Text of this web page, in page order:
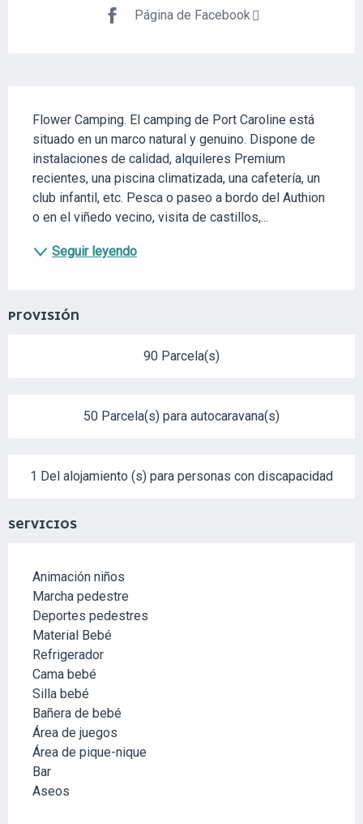
Página de Facebook
Flower Camping. El camping de Port Caroline está
situado en un marco natural y genuino. Dispone de
instalaciones de calidad, alquileres Premium
recientes, una piscina climatizada, una cafetería, un
club infantil, etc. Pesca o paseo a bordo del Authion
o en el viñedo vecino, visita de castillos,...
Seguir leyendo
PROVISIÓN
90 Parcela(s)
50 Parcela(s) para autocaravana(s)
1 Del alojamiento (s) para personas con discapacidad
SERVICIOS
Animación niños
Marcha pedestre
Deportes pedestres
Material Bebé
Refrigerador
Cama bebé
Silla bebé
Bañera de bebé
Área de juegos
Área de pique-nique
Bar
Aseos